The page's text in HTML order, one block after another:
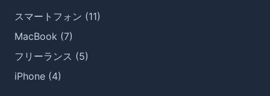
スマートフォン (11)
MacBook (7)
フリーランス (5)
iPhone (4)